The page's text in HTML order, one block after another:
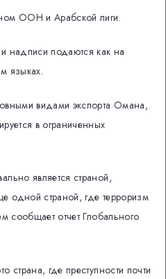
ООН и Арабской лиги.
надписи подаются как на
языках.
видами экспорта Омана,
в ограниченных
является страной,
одной страной, где терроризм
сообщает отчет Глобального
страна, где преступности почти